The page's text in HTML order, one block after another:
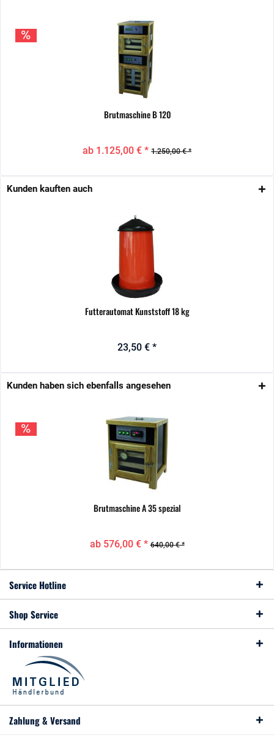
Brutmaschine B 120
ab 1.125,00 € * 1.250,00 € *
Kunden kauften auch
Futterautomat Kunststoff 18 kg
23,50 € *
Kunden haben sich ebenfalls angesehen
Brutmaschine A 35 spezial
ab 576,00 € * 640,00 € *
Service Hotline
Shop Service
Informationen
Zahlung & Versand